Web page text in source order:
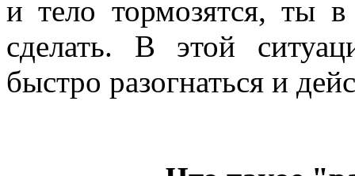
и тело тормозятся, ты
сделать. В этой
быстро разогнаться и